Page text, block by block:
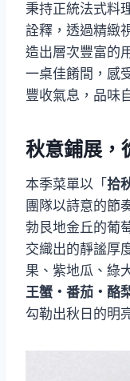
秉持正統法式料
詮釋，透過精緻
造出層次豐富的
一桌佳餚間，感
豐收氣息，品味
秋意鋪展，
本季菜單以「 拾
團隊以詩意的節
勃艮地金丘的葡
交織出的靜謐厚
果、紫地瓜、綠
王蟹・番茄・酪
勾勒出秋日的明